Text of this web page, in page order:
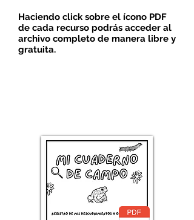
Haciendo click sobre el ícono PDF
de cada recurso podrás acceder al
archivo completo de manera libre y
gratuita.